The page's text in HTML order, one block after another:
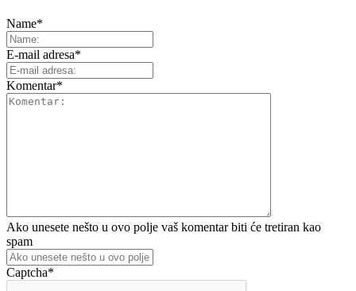
Name*
E-mail adresa*
Komentar*
Ako unesete nešto u ovo polje vaš komentar biti će tretiran kao
spam
Captcha*